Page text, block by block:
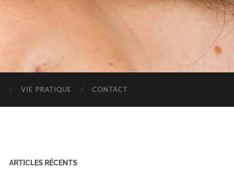
VIE PRATIQUE CONTACT
ARTICLES RÉCENTS